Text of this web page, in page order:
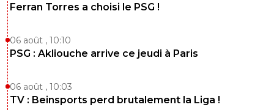
Ferran Torres a choisi le PSG !
06 août , 10:10
PSG : Akliouche arrive ce jeudi à Paris
06 août , 10:03
TV : Beinsports perd brutalement la Liga !